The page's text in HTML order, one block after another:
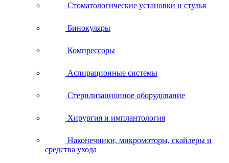
Стоматологические установки и стулья
Бинокуляры
Компрессоры
Аспирационные системы
Стерилизационное оборудование
Хирургия и имплантология
Наконечники, микромоторы, скайлеры и
средства ухода